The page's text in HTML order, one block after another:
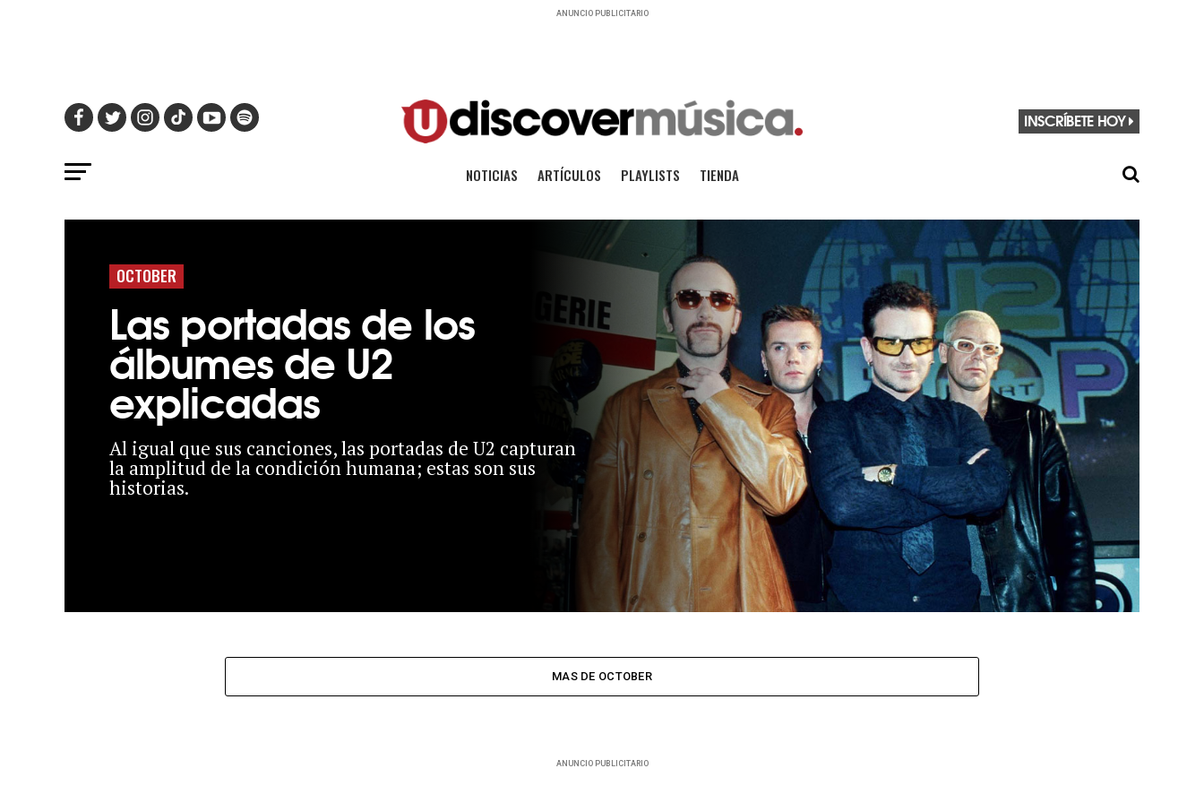
ANUNCIO PUBLICITARIO
INSCRÍBETE HOY
NOTICIAS ARTÍCULOS PLAYLISTS TIENDA
OCTOBER
Las portadas de los
álbumes de U2
explicadas
Al igual que sus canciones, las portadas de U2 capturan
la amplitud de la condición humana; estas son sus
historias.
MAS DE OCTOBER
ANUNCIO PUBLICITARIO